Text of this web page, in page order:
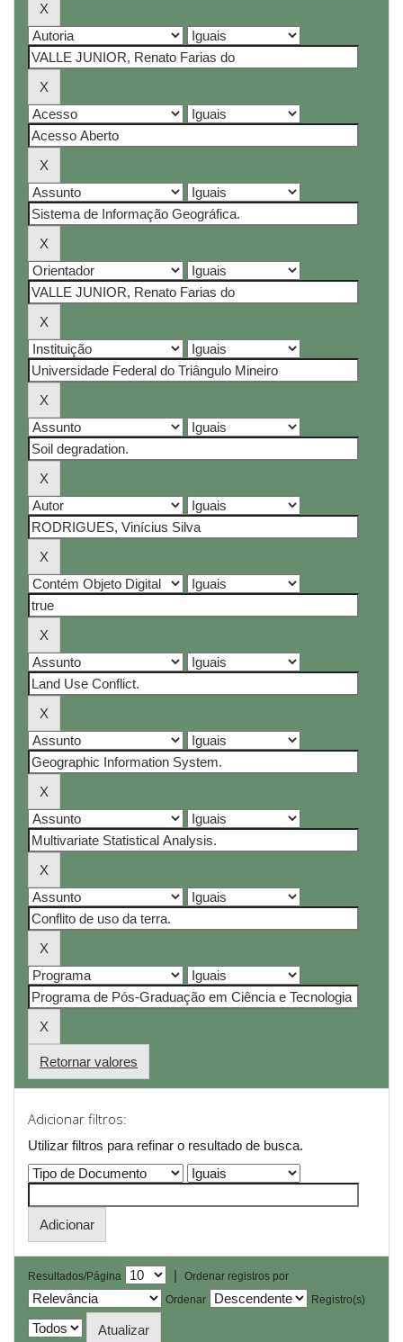
Retornar valores
Adicionar filtros:
Utilizar filtros para refinar o resultado de busca.
Resultados/Página |
Ordenar registros por
Ordenar
Registro(s)